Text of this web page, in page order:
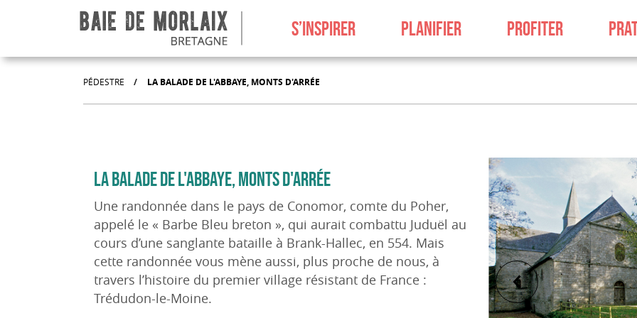
Aller au contenu
Aller à la recherche
Aller au bas de page
S’INSPIRER PLANIFIER PROFITER
PÉDESTRE / LA BALADE DE L'ABBAYE, MONTS D'ARRÉE
LA BALADE DE L'ABBAYE, MONTS D'ARRÉE
Une randonnée dans le pays de Conomor, comte du Poher,
appelé le « Barbe Bleu breton », qui aurait combattu Juduël au
cours d’une sanglante bataille à Brank-Hallec, en 554. Mais
cette randonnée vous mène aussi, plus proche de nous, à
travers l’histoire du premier village résistant de France :
Trédudon-le-Moine.